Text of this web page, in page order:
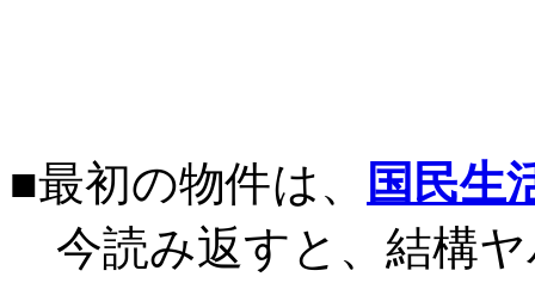
■最初の物件は、
国民生
今読み返すと、結構